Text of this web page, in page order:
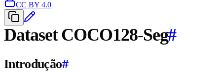
CC BY 4.0
Dataset COCO128-Seg#
Introdução#